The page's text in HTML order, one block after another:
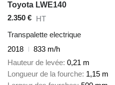
Toyota LWE140
2.350 € HT
Transpalette electrique
2018
833 m/h
Hauteur de levée 0,21 m
Longueur de la fourche 1,15 m